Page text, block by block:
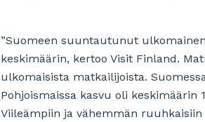
”Suomeen suuntautunut
keskimäärin, kertoo Visit Finland.
ulkomaisista matkailijoista.
Pohjoismaissa kasvu oli keskimäärin
Viileämpiin ja vähemmän